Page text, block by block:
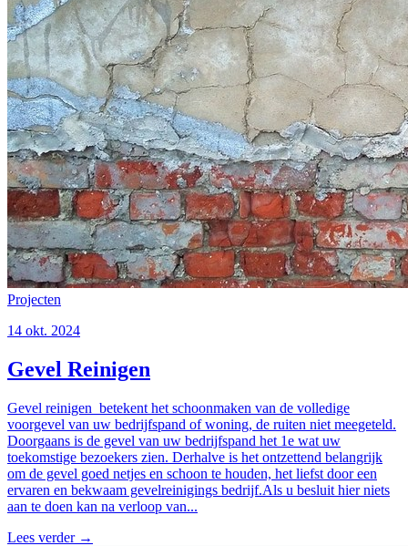
Projecten
14 okt. 2024
Gevel Reinigen
Gevel reinigen betekent het schoonmaken van de volledige
voorgevel van uw bedrijfspand of woning, de ruiten niet meegeteld.
Doorgaans is de gevel van uw bedrijfspand het 1e wat uw
toekomstige bezoekers zien. Derhalve is het ontzettend belangrijk
om de gevel goed netjes en schoon te houden, het liefst door een
ervaren en bekwaam gevelreinigings bedrijf.Als u besluit hier niets
aan te doen kan na verloop van...
Lees verder →